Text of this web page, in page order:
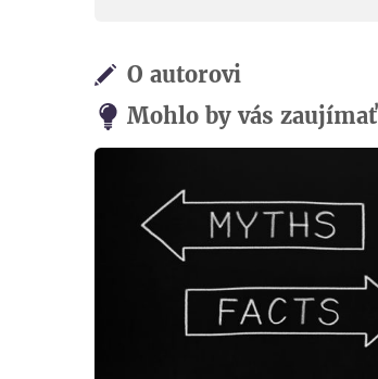
O autorovi
Mohlo by vás zaujímať